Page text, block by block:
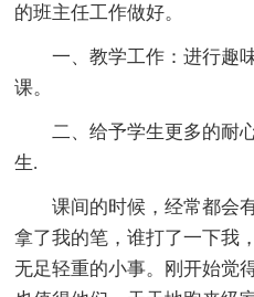
的班主任工作做好。
一、教学工作：进行趣味
课。
二、给予学生更多的耐心
生.
课间的时候，经常都会有
拿了我的笔，谁打了一下我
无足轻重的小事。刚开始觉